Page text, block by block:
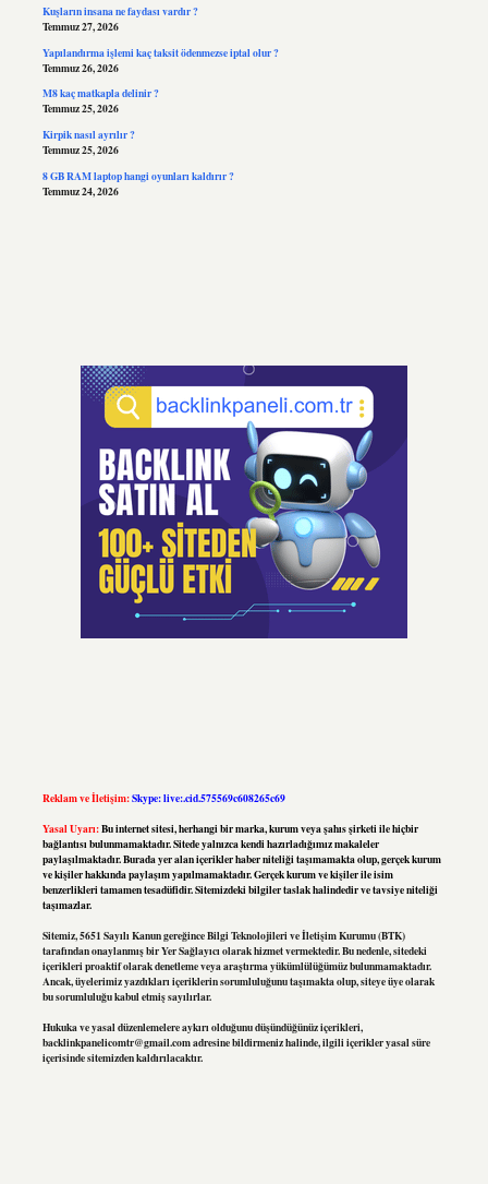
Kuşların insana ne faydası vardır ?
Temmuz 27, 2026
Yapılandırma işlemi kaç taksit ödenmezse iptal olur ?
Temmuz 26, 2026
M8 kaç matkapla delinir ?
Temmuz 25, 2026
Kirpik nasıl ayrılır ?
Temmuz 25, 2026
8 GB RAM laptop hangi oyunları kaldırır ?
Temmuz 24, 2026
Reklam ve İletişim:Skype: live:.cid.575569c608265c69
Yasal Uyarı:Bu internet sitesi, herhangi bir marka, kurum veya şahıs şirketi ile hiçbir
bağlantısı bulunmamaktadır. Sitede yalnızca kendi hazırladığımız makaleler
paylaşılmaktadır. Burada yer alan içerikler haber niteliği taşımamakta olup, gerçek kurum
ve kişiler hakkında paylaşım yapılmamaktadır. Gerçek kurum ve kişiler ile isim
benzerlikleri tamamen tesadüfidir. Sitemizdeki bilgiler taslak halindedir ve tavsiye niteliği
taşımazlar.
Sitemiz, 5651 Sayılı Kanun gereğince Bilgi Teknolojileri ve İletişim Kurumu (BTK)
tarafından onaylanmış bir Yer Sağlayıcı olarak hizmet vermektedir. Bu nedenle, sitedeki
içerikleri proaktif olarak denetleme veya araştırma yükümlülüğümüz bulunmamaktadır.
Ancak, üyelerimiz yazdıkları içeriklerin sorumluluğunu taşımakta olup, siteye üye olarak
bu sorumluluğu kabul etmiş sayılırlar.
Hukuka ve yasal düzenlemelere aykırı olduğunu düşündüğünüz içerikleri,
backlinkpanelicomtr@gmail.comadresine bildirmeniz halinde, ilgili içerikler yasal süre
içerisinde sitemizden kaldırılacaktır.